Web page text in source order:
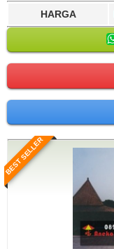
HARGA
BEST SELLER